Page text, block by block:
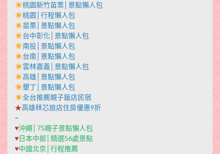
桃園新竹苗栗│景點懶人包
桃園│行程懶人包
苗栗│景點懶人包
台中彰化│景點懶人包
南投│景點懶人包
台南│景點懶人包
雲林嘉義│景點懶人包
高雄│景點懶人包
墾丁│景點懶人包
全台推薦親子飯店民宿
★高雄秝芯旅店住房優惠9折
–
♥沖繩│75親子景點懶人包
♥日本中部│精選56處景點
♥中國北京│行程推薦